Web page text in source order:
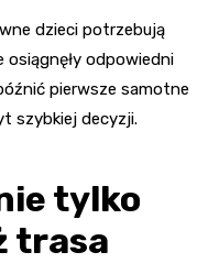
dzieci potrzebują
odpowiedni
pierwsze samotne
szybkiej decyzji.
tylko
trasa